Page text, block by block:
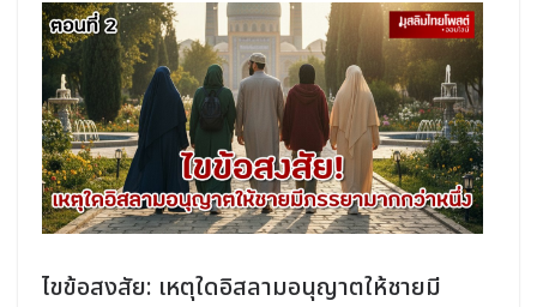
ไขข้อสงสัย: เหตุใดอิสลามอนุญาตให้ชายมี